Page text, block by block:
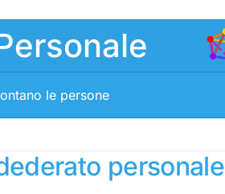
le persone
personale